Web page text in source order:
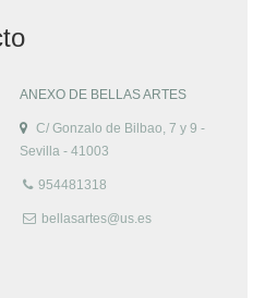
ANEXO DE BELLAS ARTES
C/ Gonzalo de Bilbao, 7 y 9 -
Sevilla - 41003
954481318
bellasartes@us.es